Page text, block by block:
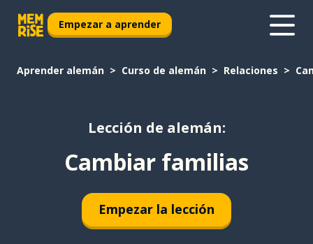
Empezar a aprender
Aprender alemán Curso de alemán Relaciones
Lección de alemán:
Cambiar familias
Empezar la lección